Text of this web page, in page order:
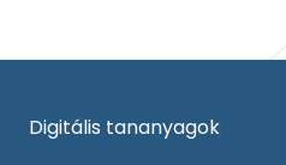
Digitális tananyagok